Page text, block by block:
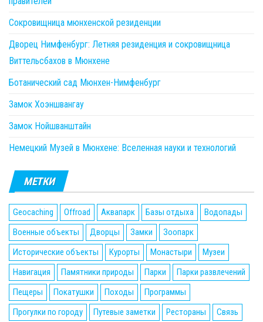
Сокровищница мюнхенской резиденции
Дворец Нимфенбург: Летняя резиденция и сокровищница
Виттельсбахов в Мюнхене
Ботанический сад Мюнхен-Нимфенбург
Замок Хоэншвангау
Замок Нойшванштайн
Немецкий Музей в Мюнхене: Вселенная науки и технологий
МЕТКИ
Geocaching Offroad Аквапарк Базы отдыха
Водопады
Военные объекты
Дворцы Замки
Зоопарк
Исторические объекты
Курорты Монастыри
Музеи
Навигация
Памятники природы Парки
Парки развлечений
Пещеры
Покатушки Походы
Программы
Прогулки по городу
Путевые заметки Рестораны Связь